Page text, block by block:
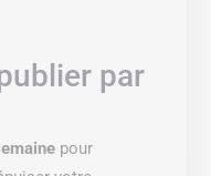
par
pour